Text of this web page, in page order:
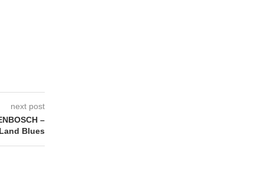
next post
–
Blues